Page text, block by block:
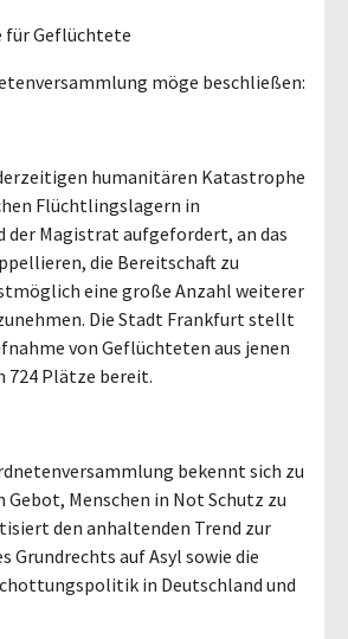
für Geflüchtete
möge beschließen:
humanitären Katastrophe
Flüchtlingslagern in
der Magistrat aufgefordert, an das
die Bereitschaft zu
eine große Anzahl weiterer
Die Stadt Frankfurt stellt
von Geflüchteten aus jenen
Plätze bereit.
bekennt sich zu
Menschen in Not Schutz zu
den anhaltenden Trend zur
Grundrechts auf Asyl sowie die
in Deutschland und